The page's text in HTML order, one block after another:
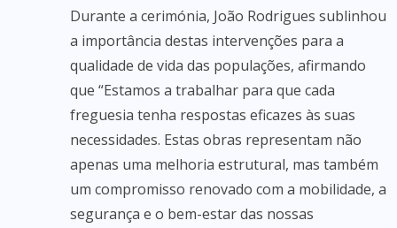
Durante a cerimónia, João Rodrigues sublinhou
a importância destas intervenções para a
qualidade de vida das populações, afirmando
que “Estamos a trabalhar para que cada
freguesia tenha respostas eficazes às suas
necessidades. Estas obras representam não
apenas uma melhoria estrutural, mas também
um compromisso renovado com a mobilidade, a
segurança e o bem-estar das nossas